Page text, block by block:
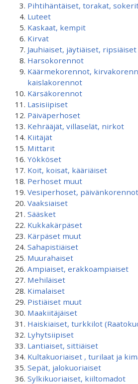
Pihtihäntäiset, torakat,
Luteet
Kaskaat, kempit
Kirvat
Jauhiaiset, jäytiäiset, ripsiäiset
Harsokorennot
Käärmekorennot,
kaislakorennot
Kärsäkorennot
Lasisiipiset
Päiväperhoset
Kehrääjät, villaselät, nirkot
Kiitäjät
Mittarit
Yökköset
Koit, koisat, kääriäiset
Perhoset muut
Vesiperhoset,
Vaaksiaiset
Sääsket
Kukkakärpäset
Kärpäset muut
Sahapistiäiset
Muurahaiset
Ampiaiset, erakkoampiaiset
Mehiläiset
Kimalaiset
Pistiäiset muut
Maakiitäjäiset
Haiskiaiset, turkkilot
Lyhytsiipiset
Lantiaiset, sittiäiset
Kultakuoriaiset , turilaat ja
Sepät, jalokuoriaiset
Sylkikuoriaiset, kiiltomadot